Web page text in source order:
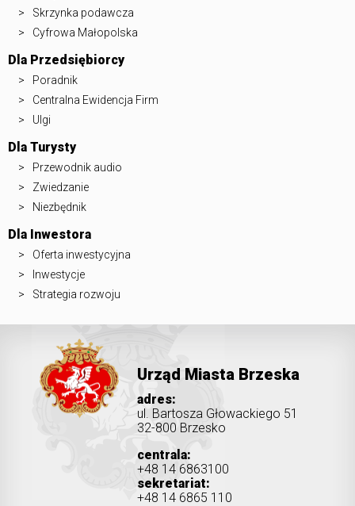
Skrzynka podawcza
Cyfrowa Małopolska
Dla Przedsiębiorcy
Poradnik
Centralna Ewidencja Firm
Ulgi
Dla Turysty
Przewodnik audio
Zwiedzanie
Niezbędnik
Dla Inwestora
Oferta inwestycyjna
Inwestycje
Strategia rozwoju
Urząd Miasta Brzeska
adres:
ul. Bartosza Głowackiego 51
32-800 Brzesko
centrala:
+48 14 6863100
sekretariat:
+48 14 6865 110